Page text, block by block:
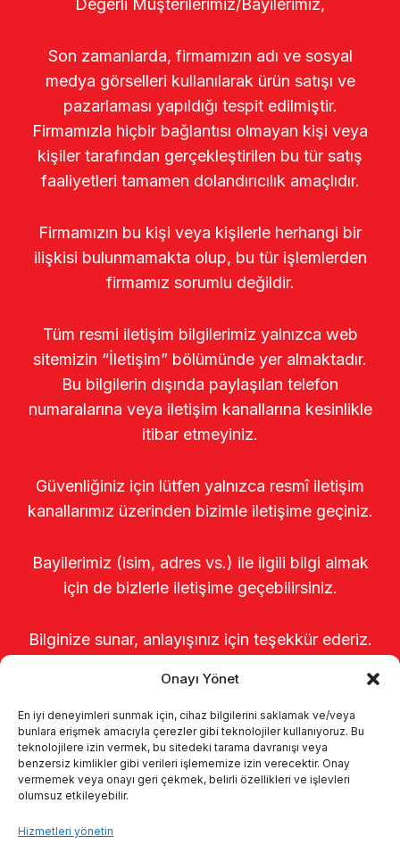
Onayı Yönet
En iyi deneyimleri sunmak için, cihaz bilgilerini saklamak ve/veya
bunlara erişmek amacıyla çerezler gibi teknolojiler kullanıyoruz. Bu
teknolojilere izin vermek, bu sitedeki tarama davranışı veya
benzersiz kimlikler gibi verileri işlememize izin verecektir. Onay
vermemek veya onayı geri çekmek, belirli özellikleri ve işlevleri
olumsuz etkileyebilir.
Hizmetleri yönetin
Son zamanlarda, firmamızın adı ve sosyal
medya görselleri kullanılarak ürün satışı ve
pazarlaması yapıldığı tespit edilmiştir.
Firmamızla hiçbir bağlantısı olmayan kişi veya
kişiler tarafından gerçekleştirilen bu tür satış
faaliyetleri tamamen dolandırıcılık amaçlıdır.
Firmamızın bu kişi veya kişilerle herhangi bir
ilişkisi bulunmamakta olup, bu tür işlemlerden
firmamız sorumlu değildir.
Tüm resmi iletişim bilgilerimiz yalnızca web
sitemizin “İletişim” bölümünde yer almaktadır.
Bu bilgilerin dışında paylaşılan telefon
numaralarına veya iletişim kanallarına kesinlikle
itibar etmeyiniz.
Güvenliğiniz için lütfen yalnızca resmî iletişim
kanallarımız üzerinden bizimle iletişime geçiniz.
Bayilerimiz (isim, adres vs.) ile ilgili bilgi almak
için de bizlerle iletişime geçebilirsiniz.
Bilginize sunar, anlayışınız için teşekkür ederiz.